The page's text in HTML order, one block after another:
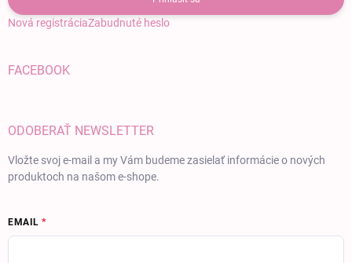
Nová registráciaZabudnuté heslo
FACEBOOK
ODOBERAŤ NEWSLETTER
Vložte svoj e-mail a my Vám budeme zasielať informácie o nových
produktoch na našom e-shope.
EMAIL